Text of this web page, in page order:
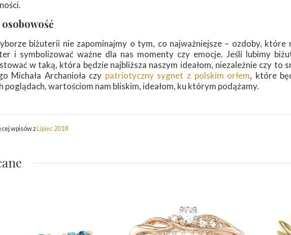
osobowość
biżuterii nie zapominajmy o tym, co najważniejsze – ozdoby, które
i symbolizować ważne dla nas momenty czy emocje. Jeśli lubimy
w taką, która będzie najbliższa naszym ideałom, niezależnie czy to
Michała Archanioła czy patriotyczny sygnet z polskim orłem, które
poglądach, wartościom nam bliskim, ideałom, ku którym podążamy.
wpisów z Lipiec 2018